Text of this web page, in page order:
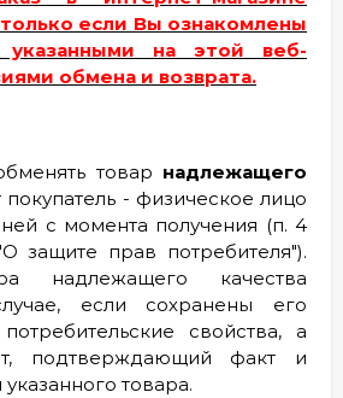
если Вы ознакомлены
на этой веб-
обмена и возврата.
товар надлежащего
- физическое лицо
с момента получения (п. 4
защите прав потребителя").
надлежащего качества
если сохранены его
свойства, а
подтверждающий факт и
товара.